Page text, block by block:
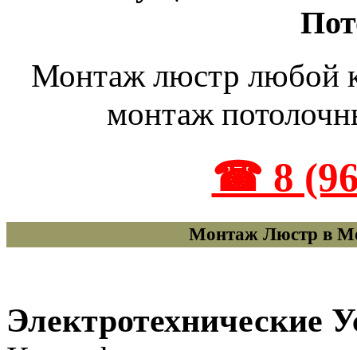
Монтаж люстр любой
монтаж
☎ 8
Монтаж Люстр в
Электротехнические